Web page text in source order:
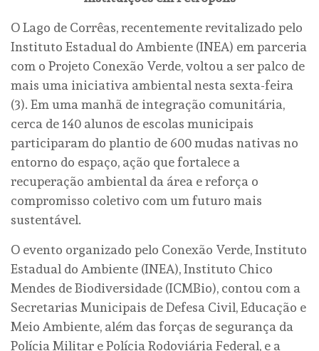
O Lago de Corrêas, recentemente revitalizado pelo
Instituto Estadual do Ambiente (INEA) em parceria
com o Projeto Conexão Verde, voltou a ser palco de
mais uma iniciativa ambiental nesta sexta-feira
(3). Em uma manhã de integração comunitária,
cerca de 140 alunos de escolas municipais
participaram do plantio de 600 mudas nativas no
entorno do espaço, ação que fortalece a
recuperação ambiental da área e reforça o
compromisso coletivo com um futuro mais
sustentável.
O evento organizado pelo Conexão Verde, Instituto
Estadual do Ambiente (INEA), Instituto Chico
Mendes de Biodiversidade (ICMBio), contou com a
Secretarias Municipais de Defesa Civil, Educação e
Meio Ambiente, além das forças de segurança da
Polícia Militar e Polícia Rodoviária Federal, e a